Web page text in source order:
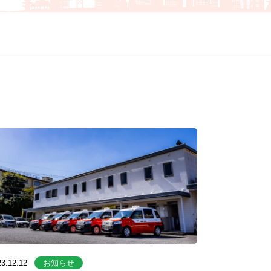
お知らせ